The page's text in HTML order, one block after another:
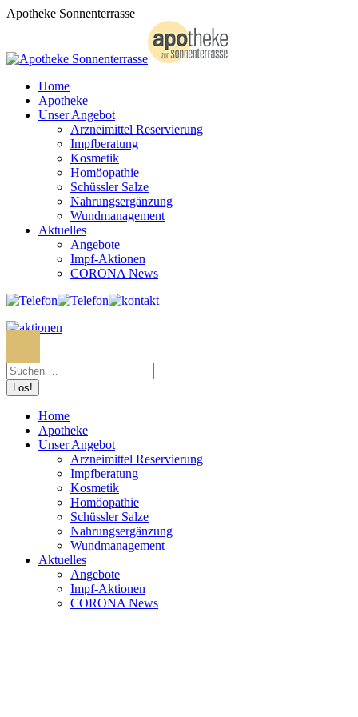
Zum
Apotheke Sonnenterrasse
Home
Apotheke
Unser Angebot
Arzneimittel Reservierung
Impfberatung
Kosmetik
Homöopathie
Schüssler Salze
Nahrungsergänzung
Wundmanagement
Aktuelles
Angebote
Impf-Aktionen
CORONA News
Home
Apotheke
Unser Angebot
Arzneimittel Reservierung
Impfberatung
Kosmetik
Homöopathie
Schüssler Salze
Nahrungsergänzung
Wundmanagement
Aktuelles
Angebote
Impf-Aktionen
CORONA News